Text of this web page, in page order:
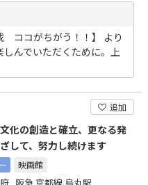
ココがちがう！！】 より
んでいただくために。上
追加
化の創造と確立、更なる発
して、努力し続けます
映画館
阪急 京都線 烏丸駅